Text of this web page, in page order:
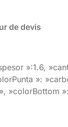
de devis
»:1.6,
»:
»colorBottom